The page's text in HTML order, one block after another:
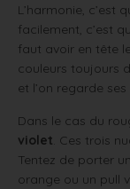
L’harmonie, c’est
facilement, c’est
faut avoir en tête
couleurs toujours
et l’on regarde
Dans le cas du
violet . Ces trois
Tentez de porter
orange ou un pull